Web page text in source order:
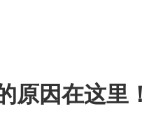
原因在这里